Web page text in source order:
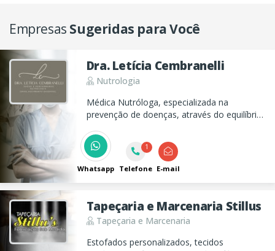
Empresas Sugeridas para Você
Dra. Letícia Cembranelli
Nutrologia
Médica Nutróloga, especializada na
prevenção de doenças, através do equilíbrio
exames personalizados, direcionados ao
quadro clínico de cada paciente.
Whatsapp
1
Telefone E-mail
Tapeçaria e Marcenaria Stillus
Tapeçaria e Marcenaria
Estofados personalizados, tecidos